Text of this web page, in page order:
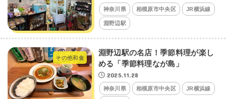
神奈川県 相模原市中央区 JR横浜線
淵野辺駅
その他和食
淵野辺駅の名店！季節料理が楽し
める「季節料理なが島」
2025.11.28
神奈川県 相模原市中央区 JR横浜線